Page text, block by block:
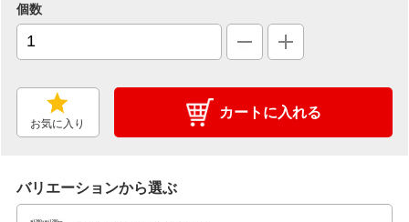
個数
お気に入り
カートに入れる
バリエーションから選ぶ